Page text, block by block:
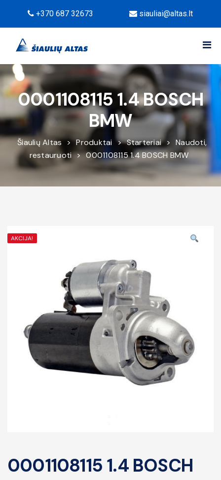
+370 687 32673 siauliai@altas.lt
0001108115 1.4 BOSCH
BMW
Šiaulių Altas > Produktai > Starteriai > Naudoti,
restauruoti > 0001108115 1.4 BOSCH BMW
AKCIJA!
0001108115 1.4 BOSCH